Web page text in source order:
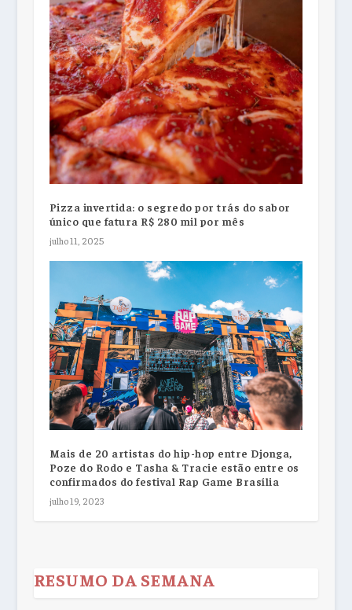
Pizza invertida: o segredo por trás do sabor
único que fatura R$ 280 mil por mês
julho 11, 2025
Mais de 20 artistas do hip-hop entre Djonga,
Poze do Rodo e Tasha & Tracie estão entre os
confirmados do festival Rap Game Brasília
julho 19, 2023
RESUMO DA SEMANA